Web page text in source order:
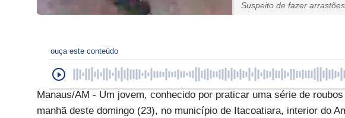
Suspeito de fazer
ouça este conteúdo
Manaus/AM - Um jovem, conhecido por praticar uma série de
manhã deste domingo (23), no município de Itacoatiara, interior do